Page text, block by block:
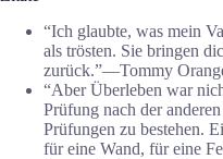
“Ich glaubte, was mein
als trösten. Sie bringen
zurück.”―Tommy
“Aber Überleben war
Prüfung nach der
Prüfungen zu bestehen.
für eine Wand, für eine